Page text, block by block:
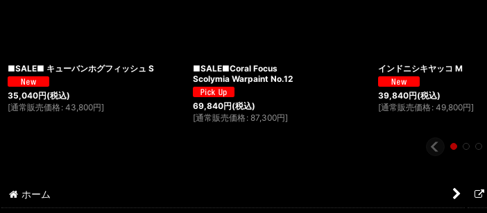
■SALE■ キューバンホグフィッシュ S
35,040円(税込)
[通常販売価格 : 43,800円]
■SALE■Coral Focus
Scolymia Warpaint No.12
69,840円(税込)
[通常販売価格 : 87,300円]
インドニシキヤッコ M
39,840円(税込)
[通常販売価格 : 49,800円]
ホーム